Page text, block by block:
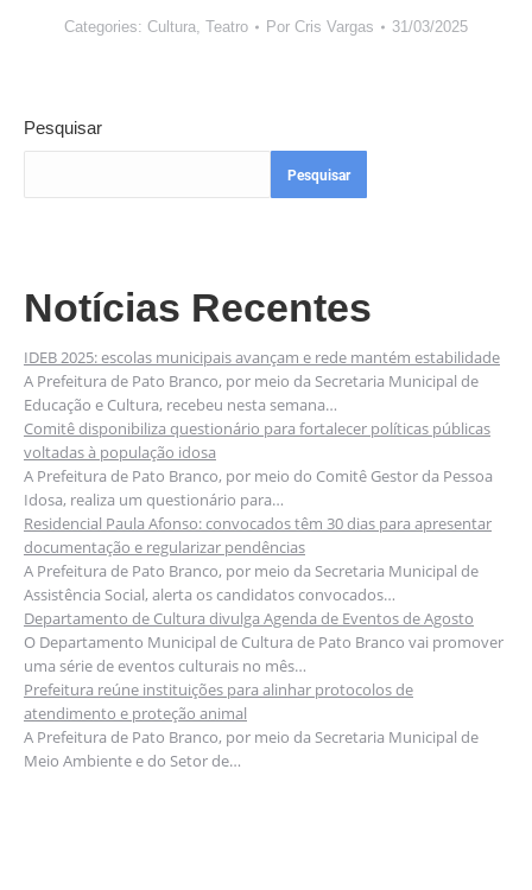
Categories: Cultura, Teatro Por Cris Vargas 31/03/2025
Pesquisar
Pesquisar
Notícias Recentes
IDEB 2025: escolas municipais avançam e rede mantém estabilidade
A Prefeitura de Pato Branco, por meio da Secretaria Municipal de
Educação e Cultura, recebeu nesta semana…
Comitê disponibiliza questionário para fortalecer políticas públicas
voltadas à população idosa
A Prefeitura de Pato Branco, por meio do Comitê Gestor da Pessoa
Idosa, realiza um questionário para…
Residencial Paula Afonso: convocados têm 30 dias para apresentar
documentação e regularizar pendências
A Prefeitura de Pato Branco, por meio da Secretaria Municipal de
Assistência Social, alerta os candidatos convocados…
Departamento de Cultura divulga Agenda de Eventos de Agosto
O Departamento Municipal de Cultura de Pato Branco vai promover
uma série de eventos culturais no mês…
Prefeitura reúne instituições para alinhar protocolos de
atendimento e proteção animal
A Prefeitura de Pato Branco, por meio da Secretaria Municipal de
Meio Ambiente e do Setor de…